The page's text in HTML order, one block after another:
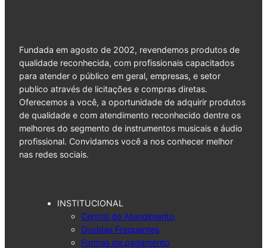
Fundada em agosto de 2002, revendemos produtos de
qualidade reconhecida, com profissionais capacitados
para atender o público em geral, empresas, e setor
publico através de licitações e compras diretas.
Oferecemos a você, a oportunidade de adquirir produtos
de qualidade e com atendimento reconhecido dentre os
melhores do segmento de instrumentos musicais e áudio
profissional. Convidamos você a nos conhecer melhor
nas redes sociais.
INSTITUCIONAL
Central de Atendimento
Duvidas Frequentes
Formas de pagamento